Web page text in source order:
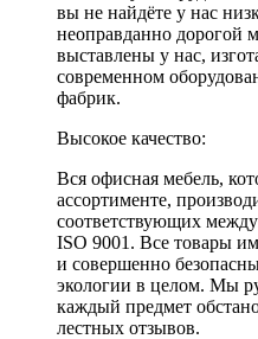
вы не найдёте у нас
неоправданно дорогой
выставлены у нас,
современном
фабрик.
Высокое качество:
Вся офисная мебель,
ассортименте,
соответствующих
ISO 9001. Все товары
и совершенно
экологии в целом. Мы
каждый предмет
лестных отзывов.